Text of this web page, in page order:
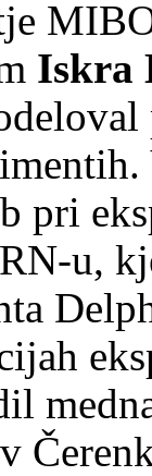
Iskra
pri
u,